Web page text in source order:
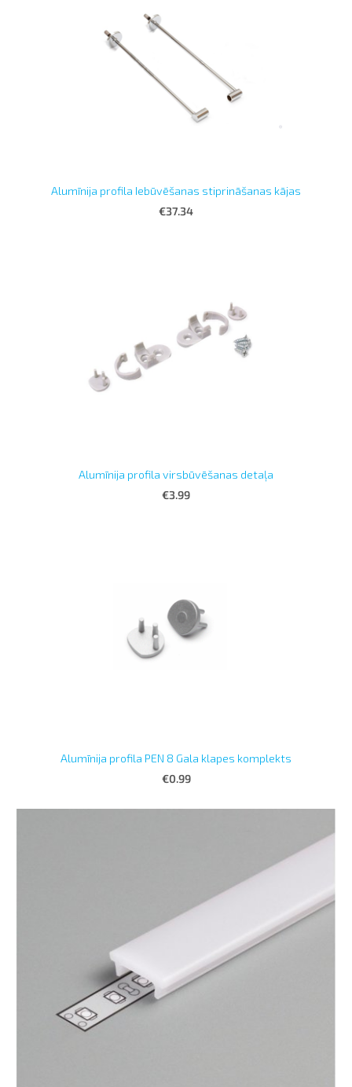
Alumīnija profila Iebūvēšanas stiprināšanas kājas
€37.34
Alumīnija profila virsbūvēšanas detaļa
€3.99
Alumīnija profila PEN 8 Gala klapes komplekts
€0.99